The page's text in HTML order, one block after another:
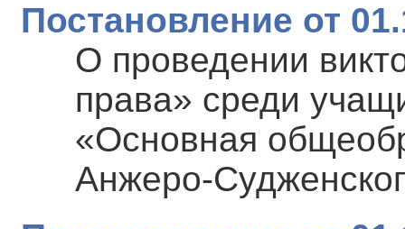
Постановление от
О проведении
права» среди
«Основная
Анжеро-